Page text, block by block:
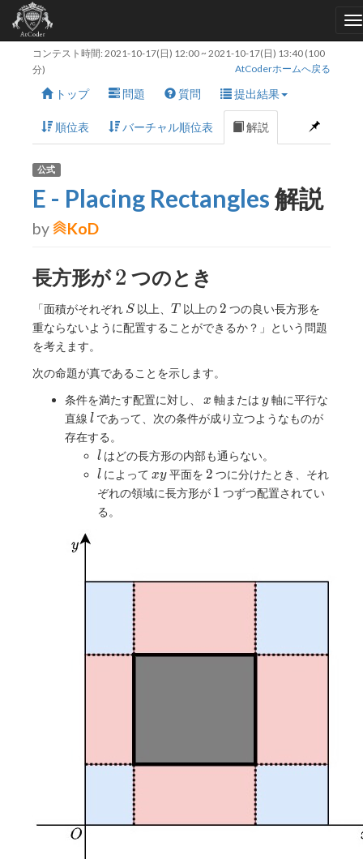
コンテスト時間: 2021-10-17(日) 12:00~ 2021-10-17(日) 13:40 (100
分)
AtCoderホームへ戻る
トップ 問題 質問 提出結果
順位表 バーチャル順位表 解説
公式
E - Placing Rectangles解説
by KoD
長方形が2
2 つのとき
「面積がそれぞれ S
S以上、 T
T 以上の 2
2 つの良い長方形を
重ならないように配置することができるか？」という問題
を考えます。
次の命題が真であることを示します。
条件を満たす配置に対し、 x
x 軸または y
y軸に平行な
直線 l
l であって、次の条件が成り立つようなものが
存在する。
l
l はどの長方形の内部も通らない。
l
l によってxy
xy平面を 2
2 つに分けたとき、それ
ぞれの領域に長方形が 1
1 つずつ配置されてい
る。